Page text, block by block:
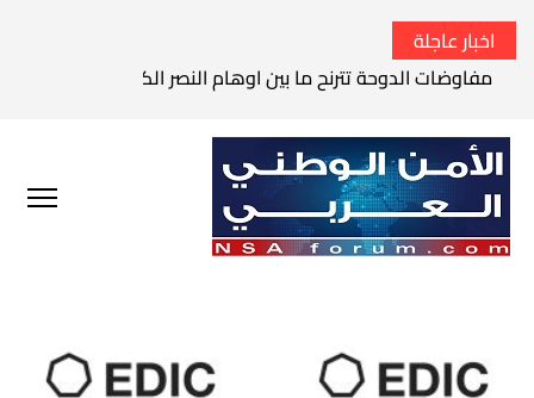
اخبار عاجلة
مفاوضات الدوحة تترنح ما بين اوهام النصر الكامل وواقع